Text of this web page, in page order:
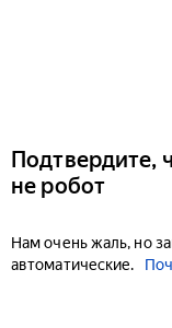
Подтвердите,
не робот
Нам очень жаль, но
автоматические.